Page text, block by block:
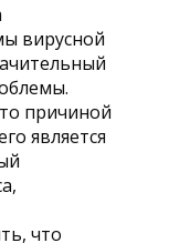
вирусной
причиной
является
что